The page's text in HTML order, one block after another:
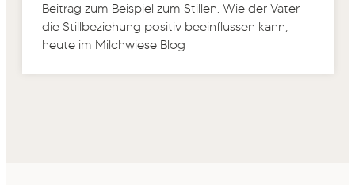
Beitrag zum Beispiel zum Stillen. Wie der Vater
die Stillbeziehung positiv beeinflussen kann,
heute im Milchwiese Blog